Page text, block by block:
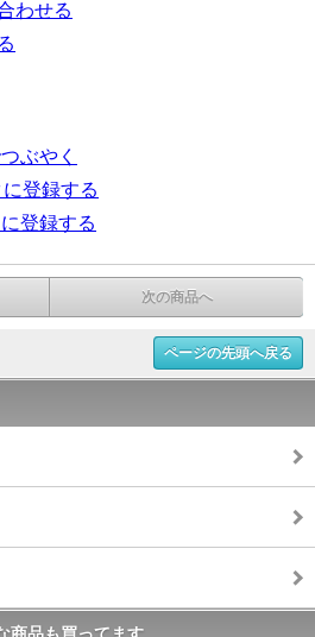
わせる
ぶやく
登録する
登録する
次の商品へ
ページの先頭へ戻る